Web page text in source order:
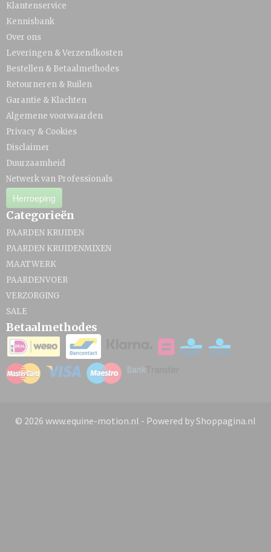
Klantenservice
Kennisbank
Over ons
Leveringen & Verzendkosten
Bestellen & Betaalmethodes
Retourneren & Ruilen
Garantie & Klachten
Algemene voorwaarden
Privacy & Cookies
Disclaimer
Duurzaamheid
Netwerk van Professionals
Herroeping
Categorieën
PAARDEN KRUIDEN
PAARDEN KRUIDENMIXEN
MAATWERK
PAARDENVOER
VERZORGING
SALE
Betaalmethodes
© 2026 www.equine-motion.nl - Powered by Shoppagina.nl